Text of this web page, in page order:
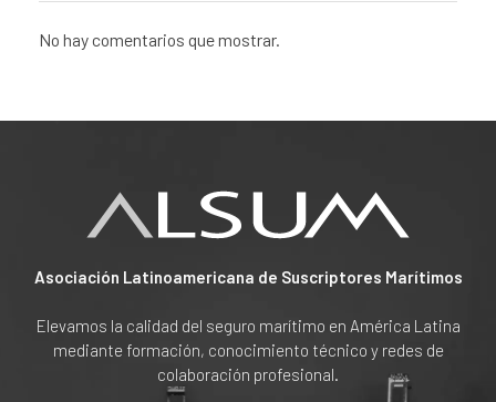
No hay comentarios que mostrar.
Asociación Latinoamericana de Suscriptores Marítimos
Elevamos la calidad del seguro marítimo en América Latina
mediante formación, conocimiento técnico y redes de
colaboración profesional.